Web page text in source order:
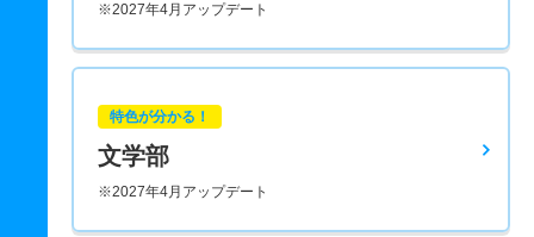
※2027年4月アップデート
特色が分かる！
文学部
※2027年4月アップデート